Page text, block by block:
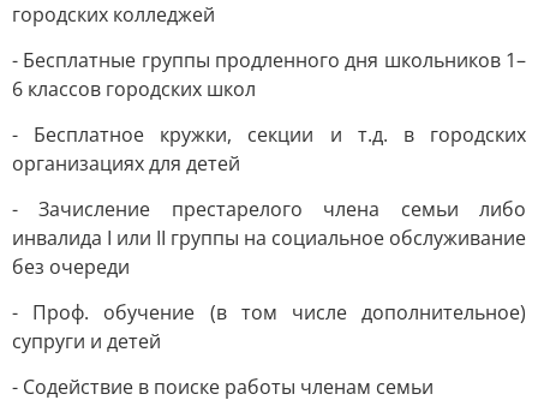
городских колледжей
- Бесплатные группы продленного дня школьников 1–
6 классов городских школ
- Бесплатное кружки, секции и т.д. в городских
организациях для детей
- Зачисление престарелого члена семьи либо
инвалида I или II группы на социальное обслуживание
без очереди
- Проф. обучение (в том числе дополнительное)
супруги и детей
- Содействие в поиске работы членам семьи